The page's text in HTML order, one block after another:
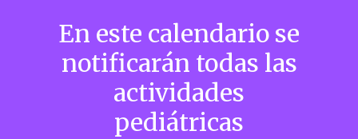
En este calendario se
notificarán todas las
actividades
pediátricas